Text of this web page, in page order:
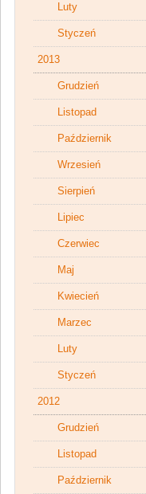
Luty
Styczeń
2013
Grudzień
Listopad
Październik
Wrzesień
Sierpień
Lipiec
Czerwiec
Maj
Kwiecień
Marzec
Luty
Styczeń
2012
Grudzień
Listopad
Październik